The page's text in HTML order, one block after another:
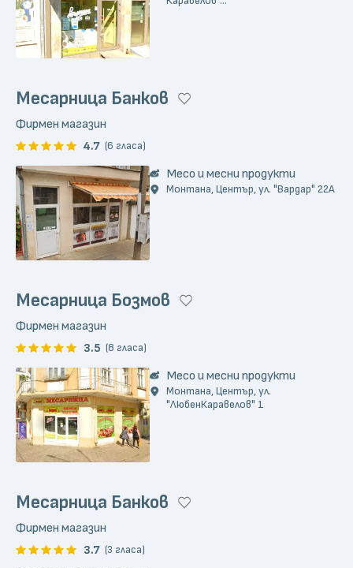
Месарница Банков
Фирмен магазин
4.7 (6 гласа)
Месо и месни продукти
Монтана, Център, ул. "Вардар" 22A
Месарница Бозмов
Фирмен магазин
3.5 (8 гласа)
Месо и месни продукти
Монтана, Център, ул.
"ЛюбенКаравелов" 1
Месарница Банков
Фирмен магазин
3.7 (3 гласа)